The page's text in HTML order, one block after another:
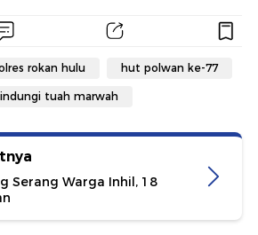
rokan hulu hut polwan ke-77
tuah marwah
Serang Warga Inhil, 18